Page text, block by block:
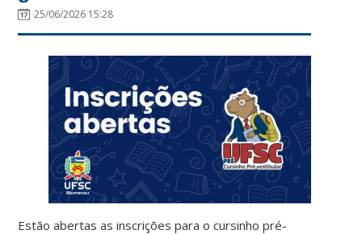
25/06/2026 15:28
Estão abertas as inscrições para o cursinho pré-